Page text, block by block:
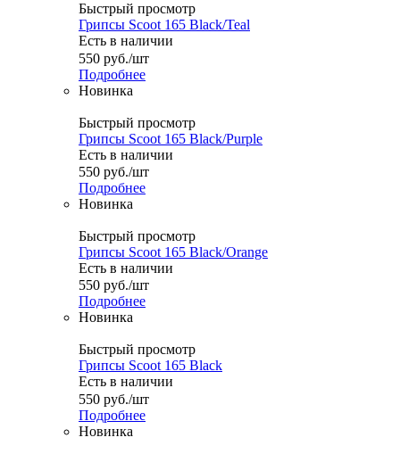
Быстрый просмотр
Грипсы Scoot 165 Black/Teal
Есть в наличии
550 руб./шт
Подробнее
Новинка
Быстрый просмотр
Грипсы Scoot 165 Black/Purple
Есть в наличии
550 руб./шт
Подробнее
Новинка
Быстрый просмотр
Грипсы Scoot 165 Black/Orange
Есть в наличии
550 руб./шт
Подробнее
Новинка
Быстрый просмотр
Грипсы Scoot 165 Black
Есть в наличии
550 руб./шт
Подробнее
Новинка